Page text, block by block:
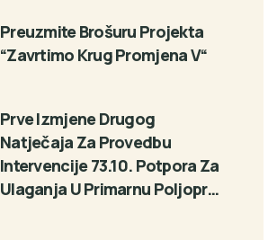
Preuzmite Brošuru Projekta
“Zavrtimo Krug Promjena V“
Prve Izmjene Drugog
Natječaja Za Provedbu
Intervencije 73.10. Potpora Za
Ulaganja U Primarnu Poljopr…